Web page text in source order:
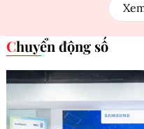
Chuyển động số